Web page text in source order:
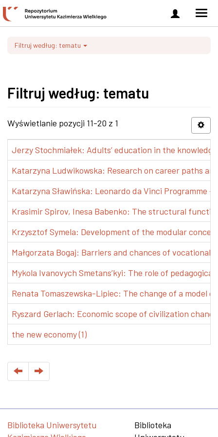
Zaloguj
się
Filtruj według: tematu
Filtruj według: tematu
Wyświetlanie pozycji 11-20 z 1
Jerzy Stochmiałek: Adults’ education in the
Katarzyna Ludwikowska: Research on career paths
Katarzyna Sławińska: Leonardo da Vinci Programme
Krasimir Spirov, Inesa Babenko: The structural
Krzysztof Symela: Development of the modular
Małgorzata Bogaj: Barriers and chances of vocational
Mykola Ivanovych Smetans’kyi: The role of
Renata Tomaszewska-Lipiec: The change of a model
Ryszard Gerlach: Economic scope of civilization
the new economy (1)
Biblioteka Uniwersytetu
Biblioteka